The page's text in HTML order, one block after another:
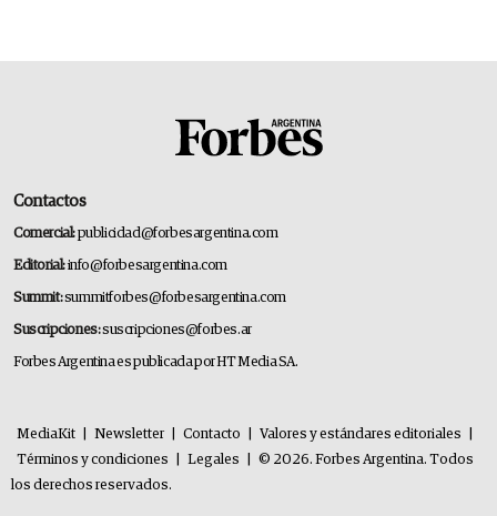
Contactos
Comercial:publicidad@forbesargentina.com
Editorial:info@forbesargentina.com
Summit:summitforbes@forbesargentina.com
Suscripciones:suscripciones@forbes.ar
Forbes Argentina es publicada por HT Media SA.
MediaKit Newsletter Contacto Valores y estándares editoriales
Términos y condiciones
Legales
© 2026. Forbes Argentina. Todos
los derechos reservados.